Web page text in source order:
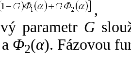
,
parametr G
Φ2(α). Fázovou